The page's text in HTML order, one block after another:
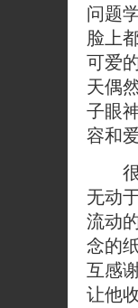
问题
脸上
可爱
天偶
子眼
容和
很
无动
流动
念的
互感
让他